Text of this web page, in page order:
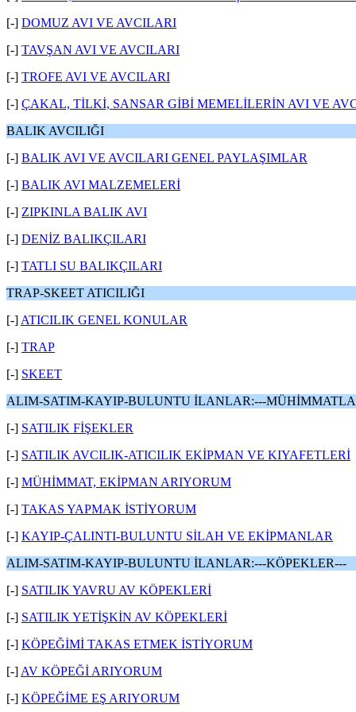
[-] DOMUZ AVI VE AVCILARI
[-] TAVŞAN AVI VE AVCILARI
[-] TROFE AVI VE AVCILARI
[-] ÇAKAL, TİLKİ, SANSAR GİBİ MEMELİLERİN AVI VE
BALIK AVCILIĞI
[-] BALIK AVI VE AVCILARI GENEL PAYLAŞIMLAR
[-] BALIK AVI MALZEMELERİ
[-] ZIPKINLA BALIK AVI
[-] DENİZ BALIKÇILARI
[-] TATLI SU BALIKÇILARI
TRAP-SKEET ATICILIĞI
[-] ATICILIK GENEL KONULAR
[-] TRAP
[-] SKEET
ALIM-SATIM-KAYIP-BULUNTU İLANLAR:---
[-] SATILIK FİŞEKLER
[-] SATILIK AVCILIK-ATICILIK EKİPMAN VE KIYAFETLERİ
[-] MÜHİMMAT, EKİPMAN ARIYORUM
[-] TAKAS YAPMAK İSTİYORUM
[-] KAYIP-ÇALINTI-BULUNTU SİLAH VE EKİPMANLAR
ALIM-SATIM-KAYIP-BULUNTU İLANLAR:---KÖPEKLER---
[-] SATILIK YAVRU AV KÖPEKLERİ
[-] SATILIK YETİŞKİN AV KÖPEKLERİ
[-] KÖPEĞİMİ TAKAS ETMEK İSTİYORUM
[-] AV KÖPEĞİ ARIYORUM
[-] KÖPEĞİME EŞ ARIYORUM